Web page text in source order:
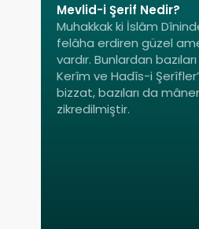
Mevlid-i Şerif Nedir?
Muhakkak ki İslâm
felâha erdiren güzel
vardır. Bunlardan bazıları
Kerîm ve Hadîs-i
bizzat, bazıları da
zikredilmiştir.